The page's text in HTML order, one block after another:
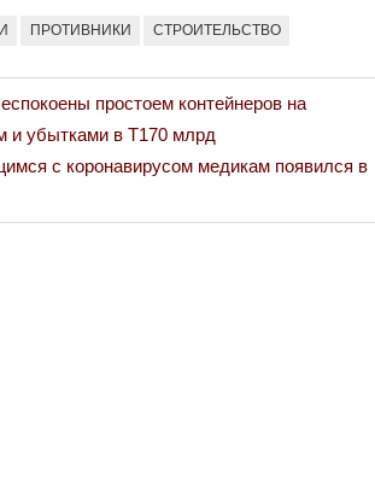
ПРОТИВНИКИ СТРОИТЕЛЬСТВО
простоем контейнеров на
и убытками в Т170 млрд
с коронавирусом медикам появился в